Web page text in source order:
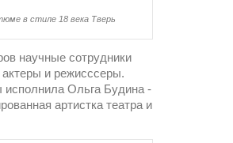
в стиле 18 века Тверь
научные сотрудники
актеры и режисссеры.
исполнила Ольга Будина -
артистка театра и